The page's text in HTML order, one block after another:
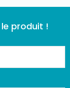
produit !